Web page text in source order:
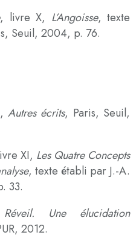
, livre X, L’Angoisse, texte
Seuil, 2004, p. 76.
Autres écrits, Paris, Seuil,
XI, Les Quatre Concepts
, texte établi par J.-A.
33.
Une élucidation
2012.